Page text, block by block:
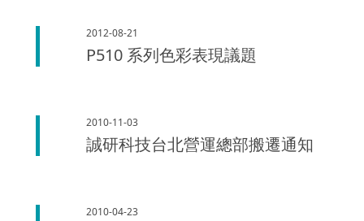
2012-08-21
P510 系列色彩表現議題
2010-11-03
誠研科技台北營運總部搬遷通知
2010-04-23